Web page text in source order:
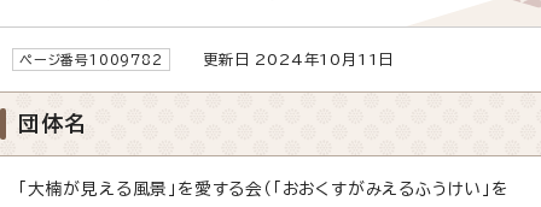
ページ番号1009782 更新日 2024年10月11日
団体名
「大楠が見える風景」を愛する会（「おおくすがみえるふうけい」を